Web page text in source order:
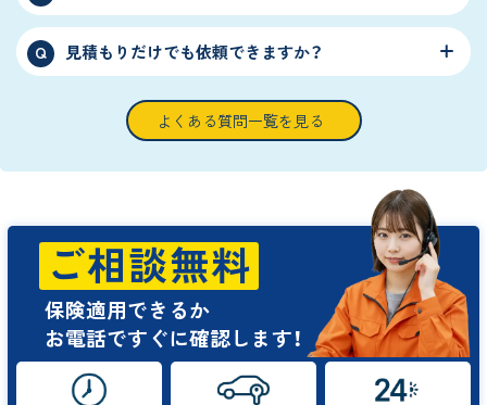
Q 見積もりだけでも依頼できますか？
よくある質問一覧を見る
ご相談無料
保険適用できるか
お電話ですぐに確認します！